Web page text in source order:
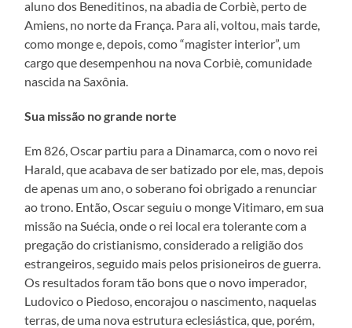
aluno dos Beneditinos, na abadia de Corbiè, perto de
Amiens, no norte da França. Para ali, voltou, mais tarde,
como monge e, depois, como “magister interior”, um
cargo que desempenhou na nova Corbiè, comunidade
nascida na Saxônia.
Sua missão no grande norte
Em 826, Oscar partiu para a Dinamarca, com o novo rei
Harald, que acabava de ser batizado por ele, mas, depois
de apenas um ano, o soberano foi obrigado a renunciar
ao trono. Então, Oscar seguiu o monge Vitimaro, em sua
missão na Suécia, onde o rei local era tolerante com a
pregação do cristianismo, considerado a religião dos
estrangeiros, seguido mais pelos prisioneiros de guerra.
Os resultados foram tão bons que o novo imperador,
Ludovico o Piedoso, encorajou o nascimento, naquelas
terras, de uma nova estrutura eclesiástica, que, porém,